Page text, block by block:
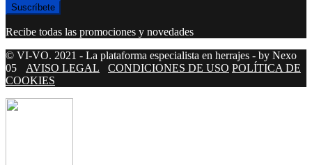
Recibe todas las promociones y novedades
© VI-VO. 2021 - La plataforma especialista en herrajes - by Nexo
05
AVISO LEGAL CONDICIONES DE USO POLÍTICA DE
COOKIES